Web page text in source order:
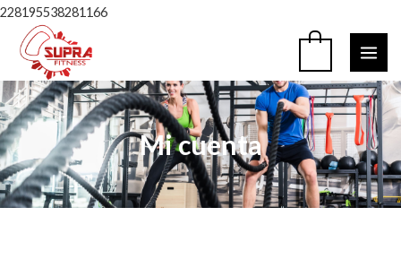
228195538281166Ir
Mi cuenta